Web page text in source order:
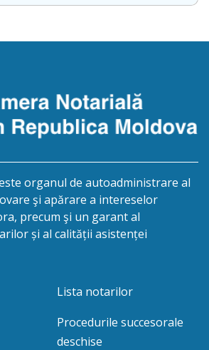
cod personal
anul două mii douăzeci și unu/.
organul de autoadministrare al
şi apărare a intereselor
precum şi un garant al
și al calității asistenței
Lista notarilor
Procedurile succesorale
deschise